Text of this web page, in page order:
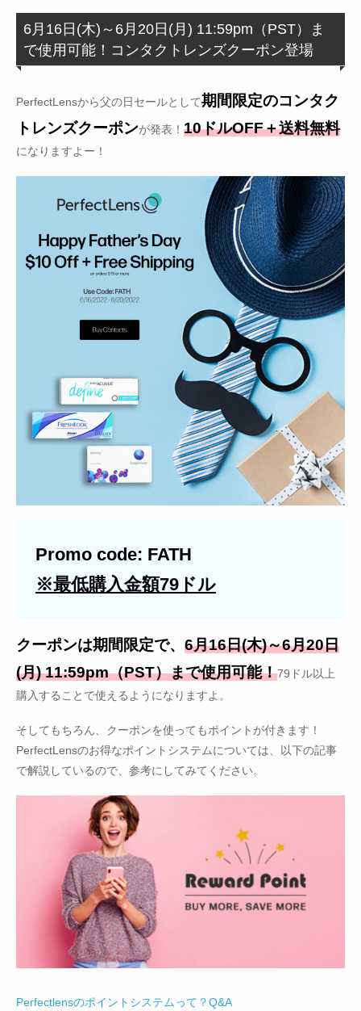
6月16日(木)～6月20日(月) 11:59pm（PST）ま
で使用可能！コンタクトレンズクーポン登場
PerfectLensから父の日セールとして期間限定のコンタク
トレンズクーポンが発表！ 10ドルOFF＋送料無料
になりますよー！
Promo code: FATH
※最低購入金額79ドル
クーポンは期間限定で、 6月16日(木)～6月20日
(月) 11:59pm（PST）まで使用可能！79ドル以上
購入することで使えるようになりますよ。
そしてもちろん、クーポンを使ってもポイントが付きます！
PerfectLensのお得なポイントシステムについては、以下の記事
で解説しているので、参考にしてみてください。
Perfectlensのポイントシステムって？Q&A